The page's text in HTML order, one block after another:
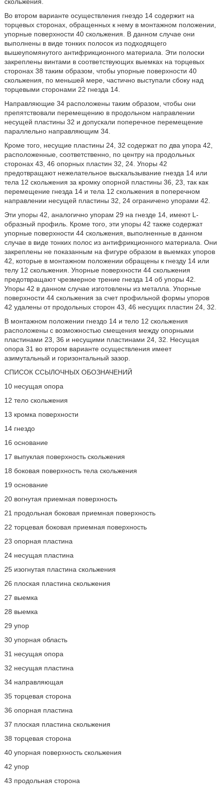
Во втором варианте осуществления гнездо 14 содержит на
торцевых сторонах, обращенных к нему в монтажном положении,
упорные поверхности 40 скольжения. В данном случае они
выполнены в виде тонких полосок из подходящего
вышеупомянутого антифрикционного материала. Эти полоски
закреплены винтами в соответствующих выемках на торцевых
сторонах 38 таким образом, чтобы упорные поверхности 40
скольжения, по меньшей мере, частично выступали сбоку над
торцевыми сторонами 22 гнезда 14.
Направляющие 34 расположены таким образом, чтобы они
препятствовали перемещению в продольном направлении
несущей пластины 32 и допускали поперечное перемещение
параллельно направляющим 34.
Кроме того, несущие пластины 24, 32 содержат по два упора 42,
расположенные, соответственно, по центру на продольных
сторонах 43, 46 опорных пластин 32, 24. Упоры 42
предотвращают нежелательное выскальзывание гнезда 14 или
тела 12 скольжения за кромку опорной пластины 36, 23, так как
перемещение гнезда 14 и тела 12 скольжения в поперечном
направлении несущей пластины 32, 24 ограничено упорами 42.
Эти упоры 42, аналогично упорам 29 на гнезде 14, имеют L-
образный профиль. Кроме того, эти упоры 42 также содержат
упорные поверхности 44 скольжения, выполненные в данном
случае в виде тонких полос из антифрикционного материала. Они
закреплены не показанным на фигуре образом в выемках упоров
42, которые в монтажном положении обращены к гнезду 14 или
телу 12 скольжения. Упорные поверхности 44 скольжения
предотвращают чрезмерное трение гнезда 14 об упоры 42.
Упоры 42 в данном случае изготовлены из металла. Упорные
поверхности 44 скольжения за счет профильной формы упоров
42 удалены от продольных сторон 43, 46 несущих пластин 24, 32.
В монтажном положении гнездо 14 и тело 12 скольжения
расположены с возможностью смещения между опорными
пластинами 23, 36 и несущими пластинами 24, 32. Несущая
опора 31 во втором варианте осуществления имеет
азимутальный и горизонтальный зазор.
СПИСОК ССЫЛОЧНЫХ ОБОЗНАЧЕНИЙ
10 несущая опора
12 тело скольжения
13 кромка поверхности
14 гнездо
16 основание
17 выпуклая поверхность скольжения
18 боковая поверхность тела скольжения
19 основание
20 вогнутая приемная поверхность
21 продольная боковая приемная поверхность
22 торцевая боковая приемная поверхность
23 опорная пластина
24 несущая пластина
25 изогнутая пластина скольжения
26 плоская пластина скольжения
27 выемка
28 выемка
29 упор
30 упорная область
31 несущая опора
32 несущая пластина
34 направляющая
35 торцевая сторона
36 опорная пластина
37 плоская пластина скольжения
38 торцевая сторона
40 упорная поверхность скольжения
42 упор
43 продольная сторона